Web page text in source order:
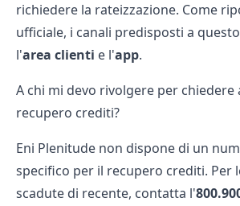
richiedere la rateizzazione. Come
ufficiale, i canali predisposti a
l'area clienti e l'app.
A chi mi devo rivolgere per chiedere
recupero crediti?
Eni Plenitude non dispone di un
specifico per il recupero crediti. Per
scadute di recente, contatta l'